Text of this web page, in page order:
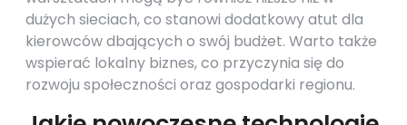
dużych sieciach, co stanowi dodatkowy atut dla
kierowców dbających o swój budżet. Warto także
wspierać lokalny biznes, co przyczynia się do
rozwoju społeczności oraz gospodarki regionu.